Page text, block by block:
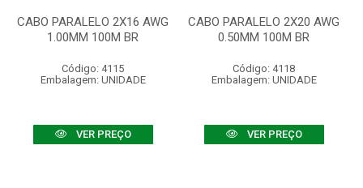
CABO PARALELO 2X16 AWG
1.00MM 100M BR
Código: 4115
Embalagem: UNIDADE
VER PREÇO
CABO PARALELO 2X20 AWG
0.50MM 100M BR
Código: 4118
Embalagem: UNIDADE
VER PREÇO